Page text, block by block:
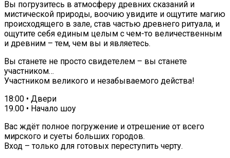
Вы погрузитесь в атмосферу древних сказаний и
мистической природы, воочию увидите и ощутите магию
происходящего в зале, став частью древнего ритуала, и
ощутите себя единым целым с чем-то величественным
и древним – тем, чем вы и являетесь.
Вы станете не просто свидетелем – вы станете
участником…
Участником великого и незабываемого действа!
18:00 • Двери
19.00 • Начало шоу
Вас ждёт полное погружение и отрешение от всего
мирского и суеты больших городов.
Вход – только для готовых переступить черту.